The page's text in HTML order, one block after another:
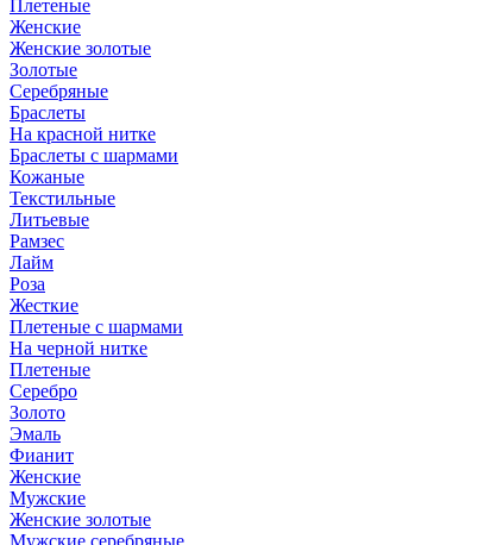
Плетеные
Женские
Женские золотые
Золотые
Серебряные
Браслеты
На красной нитке
Браслеты с шармами
Кожаные
Текстильные
Литьевые
Рамзес
Лайм
Роза
Жесткие
Плетеные с шармами
На черной нитке
Плетеные
Серебро
Золото
Эмаль
Фианит
Женские
Мужские
Женские золотые
Мужские серебряные